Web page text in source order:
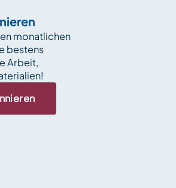
monatlichen
bestens
Arbeit,